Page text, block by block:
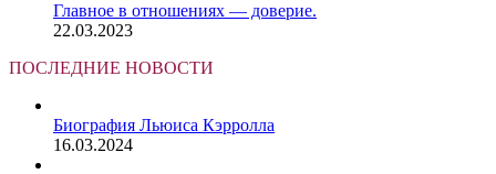
Главное в отношениях — доверие.
22.03.2023
ПОСЛЕДНИЕ НОВОСТИ
Биография Льюиса Кэрролла
16.03.2024